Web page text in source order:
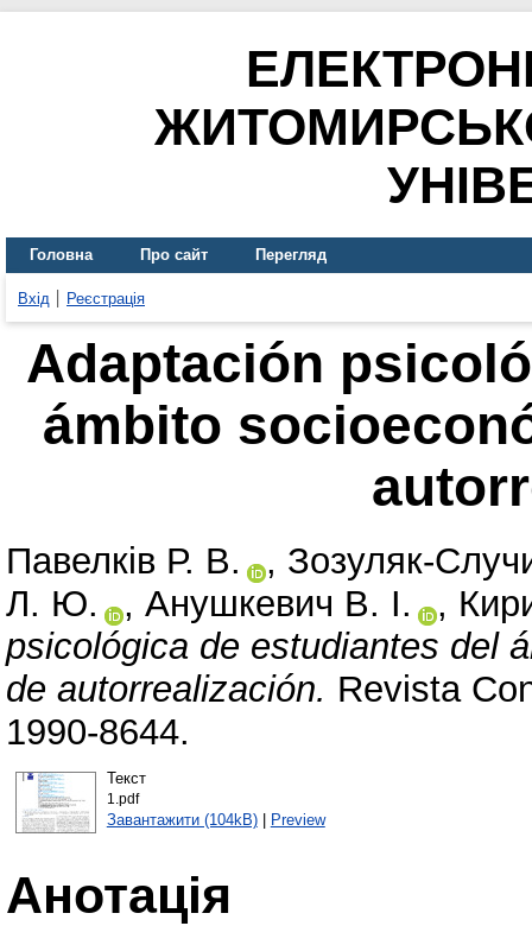
Головна Про сайт Перегляд
Вхід Реєстрація
Adaptación
ámbito
Павелків Р. В. , Зозуляк-
Л. Ю.
, Анушкевич В. І. ,
psicológica de estudiantes del
de autorrealización. Revista
1990-8644.
Текст
1.pdf
Завантажити (104kB)| Preview
Анотація